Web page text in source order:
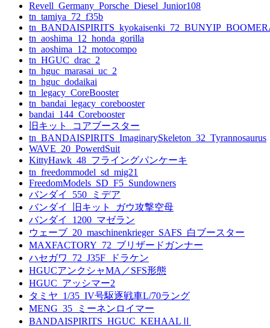
Revell_Germany_Porsche_Diesel_Junior108
tn_tamiya_72_f35b
tn_aoshima_12_honda_gorilla
tn_aoshima_12_motocompo
tn_HGUC_drac_2
tn_hguc_marasai_uc_2
tn_hguc_dodaikai
tn_legacy_CoreBooster
tn_bandai_legacy_corebooster
bandai_144_Corebooster
旧キット_コアブースター
tn_BANDAISPIRITS_ImaginarySkeleton_32_Tyrannosaurus
WAVE_20_PowerdSuit
KittyHawk_48_フライングパンケーキ
tn_freedommodel_sd_mig21
FreedomModels_SD_F5_Sundowners
バンダイ_550_ミデア
バンダイ_旧キット_ガウ攻撃空母
バンダイ_1200_マゼラン
ウェーブ_20_maschinenkrieger_SAFS_白ブースター
MAXFACTORY_72_ブリザードガンナー
ハセガワ_72_J35F_ドラケン
HGUCアンクシャMA／SFS形態
HGUC_アッシマー2
タミヤ_1/35_IV号駆逐戦車L/70ラング
MENG_35_ミーネンロイマー
BANDAISPIRITS_HGUC_KEHAALⅡ